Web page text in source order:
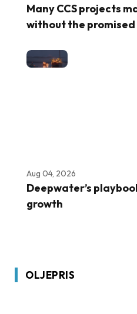
Many CCS projects
without the
Aug 04, 2026
Deepwater’s
growth
OLJEPRIS